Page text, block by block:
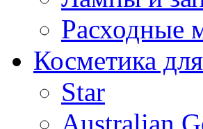
Расходные
Косметика
Star
Australian